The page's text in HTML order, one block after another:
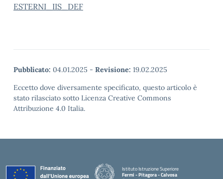
ESTERNI_IIS_DEF
Pubblicato: 04.01.2025 - Revisione: 19.02.2025
Eccetto dove diversamente specificato, questo articolo è
stato rilasciato sotto Licenza Creative Commons
Attribuzione 4.0 Italia.
Istituto Istruzione Superiore
Fermi - Pitagora - Calvosa